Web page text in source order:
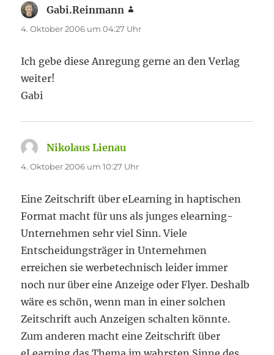
Gabi.Reinmann
4. Oktober 2006 um 04:27 Uhr
Ich gebe diese Anregung gerne an den Verlag
weiter!
Gabi
Nikolaus Lienau
4. Oktober 2006 um 10:27 Uhr
Eine Zeitschrift über eLearning in haptischen
Format macht für uns als junges elearning-
Unternehmen sehr viel Sinn. Viele
Entscheidungsträger in Unternehmen
erreichen sie werbetechnisch leider immer
noch nur über eine Anzeige oder Flyer. Deshalb
wäre es schön, wenn man in einer solchen
Zeitschrift auch Anzeigen schalten könnte.
Zum anderen macht eine Zeitschrift über